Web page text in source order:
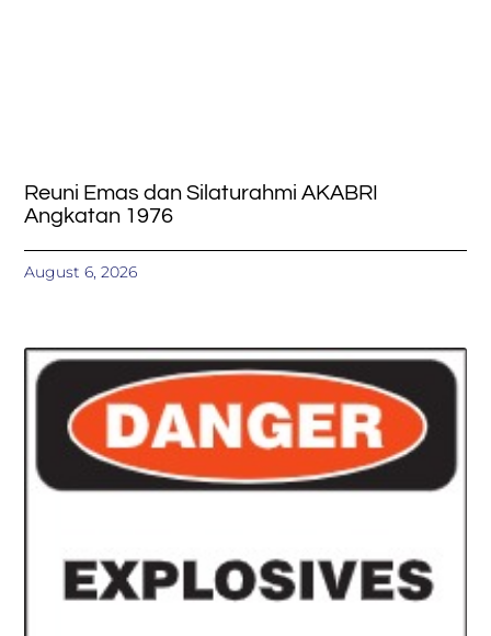
Reuni Emas dan Silaturahmi AKABRI
Angkatan 1976
August 6, 2026